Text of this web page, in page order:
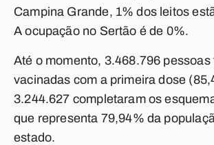
Campina Grande, 1% dos leitos
A ocupação no Sertão é de 0%.
Até o momento, 3.468.796 pessoas
vacinadas com a primeira dose
3.244.627 completaram os
que representa 79,94% da
estado.